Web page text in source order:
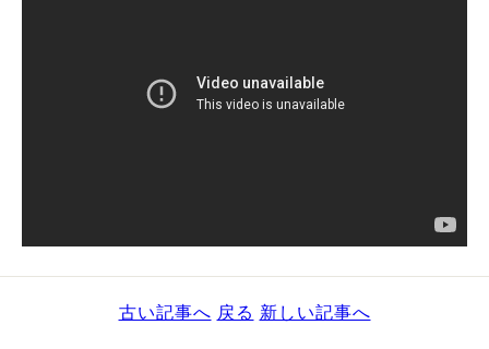
古い記事へ 戻る 新しい記事へ